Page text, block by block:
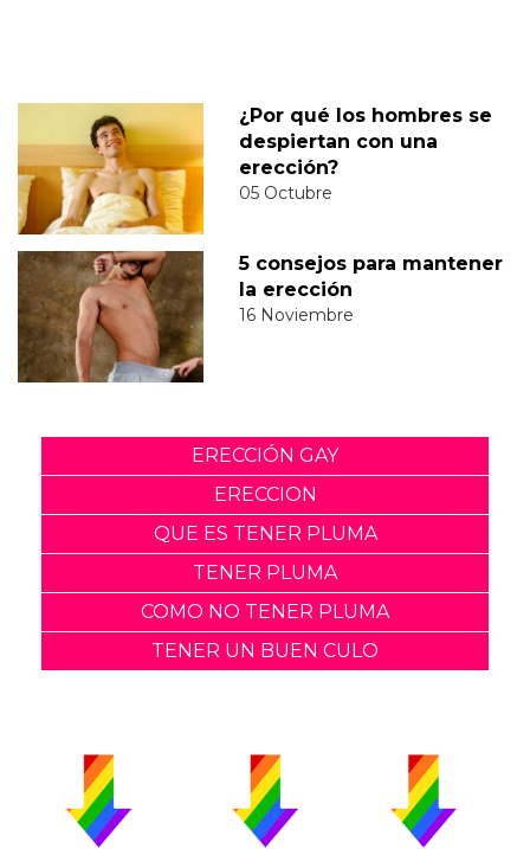
¿Por qué los hombres se
despiertan con una
erección?
05 Octubre
5 consejos para mantener
la erección
16 Noviembre
ERECCIÓN GAY
ERECCION
QUE ES TENER PLUMA
TENER PLUMA
COMO NO TENER PLUMA
TENER UN BUEN CULO